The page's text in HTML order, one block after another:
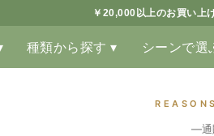
￥20,000以上のお買い上
種類から探す ▾ シーンで選
REASONS
―通